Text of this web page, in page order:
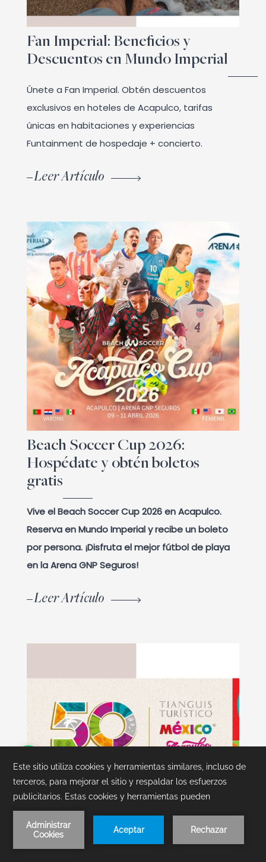
Fan Imperial: Beneficios y
Descuentos en Mundo Imperial
Únete a Fan Imperial. Obtén descuentos
exclusivos en hoteles de Acapulco, tarifas
únicas en habitaciones y experiencias
Funtainment de hospedaje + concierto.
Leer Artículo
Beach Soccer Cup 2026:
Hospédate y obtén boletos
gratis
Vive el Beach Soccer Cup 2026 en Acapulco.
Reserva en Mundo Imperial y recibe un boleto
por persona. ¡Disfruta el mejor fútbol de playa
en la Arena GNP Seguros!
Leer Artículo